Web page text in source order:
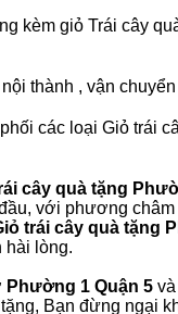
kèm giỏ Trái cây
thành , vận
các loại Giỏ trái
cây quà tặng
với phương châm
trái cây quà tặng
hài lòng.
Phường 1 Quận 5
Bạn đừng ngại